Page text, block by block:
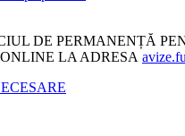
DE PERMANENȚĂ
LA ADRESA